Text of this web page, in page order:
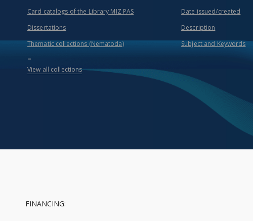
Card catalogs of the Library MIZ PAS
Dissertations
Thematic collections (Nematoda)
...
View all collections
Date issued/created
Description
Subject and Keywords
FINANCING: